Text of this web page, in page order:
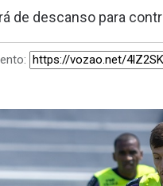
de descanso para